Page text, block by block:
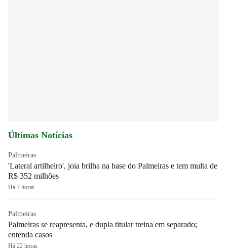
Últimas Notícias
Palmeiras
'Lateral artilheiro', joia brilha na base do Palmeiras e tem multa de
R$ 352 milhões
Há 7 horas
Palmeiras
Palmeiras se reapresenta, e dupla titular treina em separado;
entenda casos
Há 22 horas